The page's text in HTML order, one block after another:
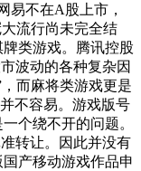
不在A股上市，
流行尚未完全结
类游戏。腾讯控股
波动的各种复杂因
而麻将类游戏更是
不容易。游戏版号
个绕不开的问题。
转让。因此并没有
产移动游戏作品申